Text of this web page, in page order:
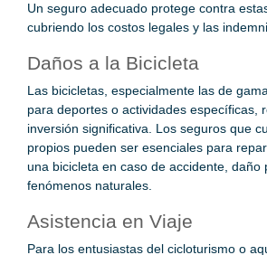
Un seguro adecuado protege contra
cubriendo los costos legales y las
Daños a la Bicicleta
Las bicicletas, especialmente las de
para deportes o actividades específicas,
inversión significativa. Los seguros que
propios pueden ser esenciales para
una bicicleta en caso de accidente, daño
fenómenos naturales.
Asistencia en Viaje
Para los entusiastas del cicloturismo o